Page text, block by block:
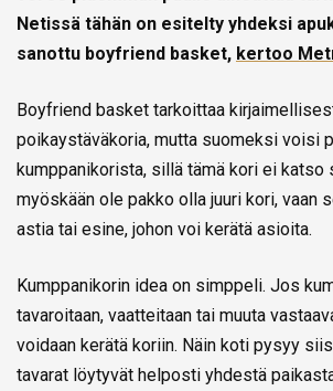
Netissä tähän on esitelty yhdeksi
sanottu boyfriend basket, kertoo
Boyfriend basket tarkoittaa
poikaystäväkoria, mutta suomeksi voisi
kumppanikorista, sillä tämä kori ei katso
myöskään ole pakko olla juuri kori, vaan
astia tai esine, johon voi kerätä asioita.
Kumppanikorin idea on simppeli. Jos
tavaroitaan, vaatteitaan tai muuta
voidaan kerätä koriin. Näin koti pysyy
tavarat löytyvät helposti yhdestä